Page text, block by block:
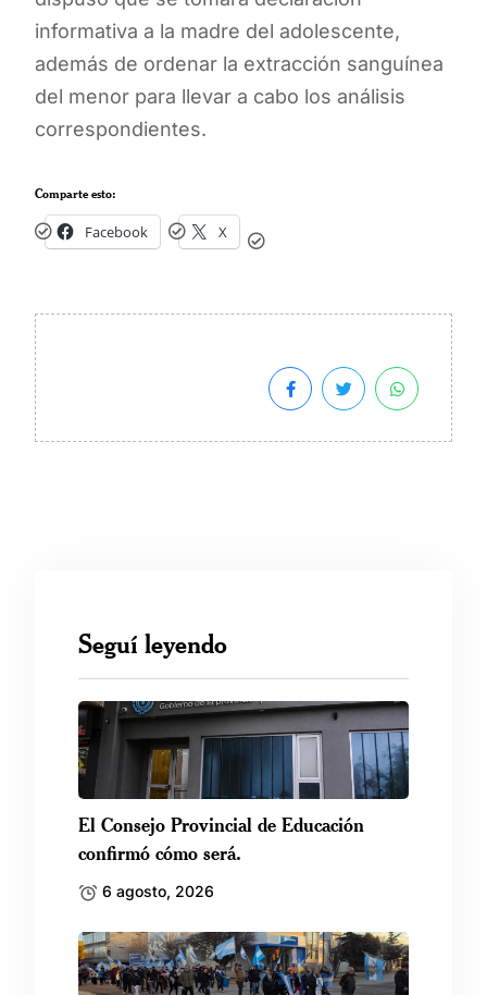
informativa a la madre del adolescente,
además de ordenar la extracción sanguínea
del menor para llevar a cabo los análisis
correspondientes.
Comparte esto:
Facebook X
Seguí leyendo
El Consejo Provincial de Educación
confirmó cómo será.
6 agosto, 2026